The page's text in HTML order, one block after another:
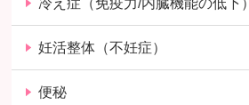
冷え症（免疫力/内臓機能の低下）
妊活整体（不妊症）
便秘